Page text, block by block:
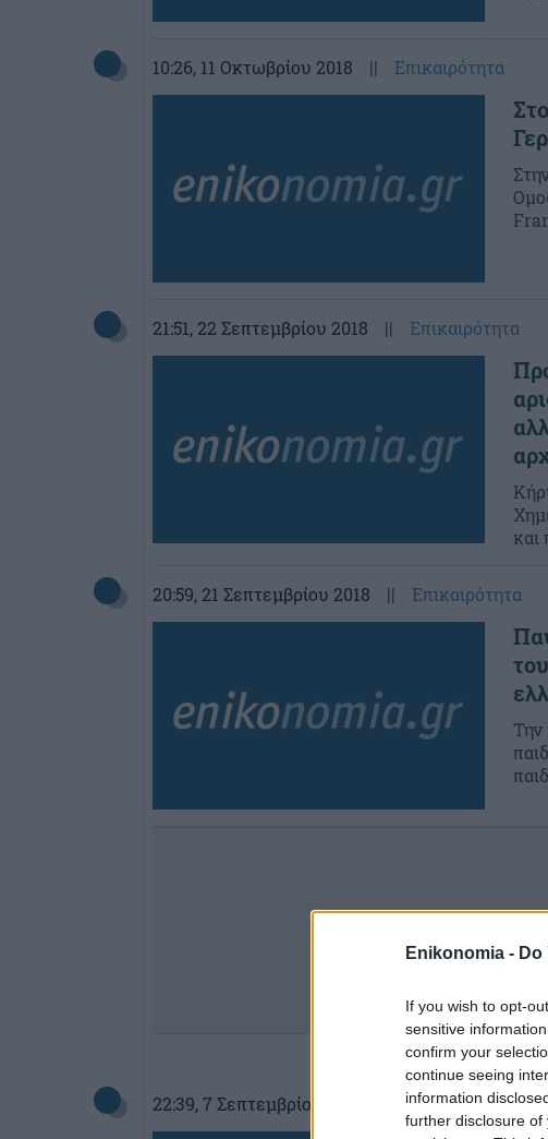
Enikonomia -
If you wish to opt-
sensitive
confirm your
continue seeing
information
further disclosure of
10:26, 11 Οκτωβρίου 2018 || Επικαιρότητα
21:51, 22 Σεπτεμβρίου 2018 || Επικαιρότητα
και
20:59, 21 Σεπτεμβρίου 2018 || Επικαιρότητα
Την
22:39, 7 Σεπτεμβρίου 2018 Επικαιρότητα